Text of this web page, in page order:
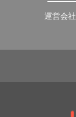
運営会社